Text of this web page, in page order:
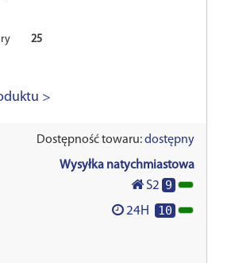
25
>
Dostępność towaru:dostępny
Wysyłka natychmiastowa
S2 9
24H 10